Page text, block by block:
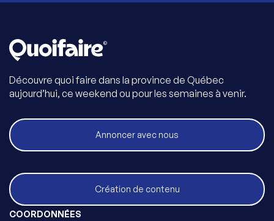
Découvre quoi faire dans la province de Québec
aujourd’hui, ce weekend ou pour les semaines à venir.
Annoncer avec nous
Création de contenu
COORDONNÉES